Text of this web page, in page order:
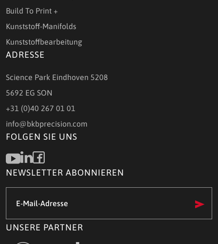
Build To Print +
Kunststoff-Manifolds
Kunststoffbearbeitung
ADRESSE
Science Park Eindhoven 5208
5692 EG SON
+31 (0)40 267 01 01
info@bkbprecision.com
FOLGEN SIE UNS
NEWSLETTER ABONNIEREN
Mail-
(Required)
UNSERE PARTNER